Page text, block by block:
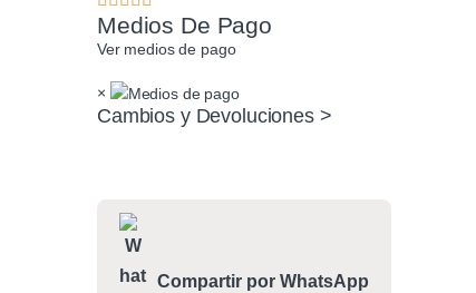
Medios De Pago
Ver medios de pago
×
Cambios y Devoluciones >
Compartir por WhatsApp